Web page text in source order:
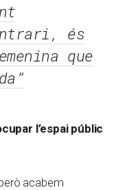
és
que
l’espai públic
acabem